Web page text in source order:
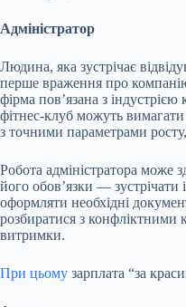
Адміністратор
Людина, яка зустрічає
перше враження про
фірма пов’язана з
фітнес-клуб можуть
з точними параметрами
Робота адміністратора може
його обов’язки — зустрічати
оформляти необхідні
розбиратися з конфліктними
витримки.
При цьому зарплата “за